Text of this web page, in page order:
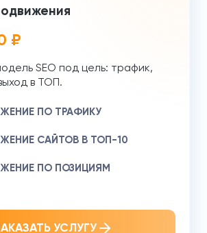
₽
SEO под цель: трафик,
в ТОП.
ПО ТРАФИКУ
САЙТОВ В ТОП-10
ПО ПОЗИЦИЯМ
УСЛУГУ